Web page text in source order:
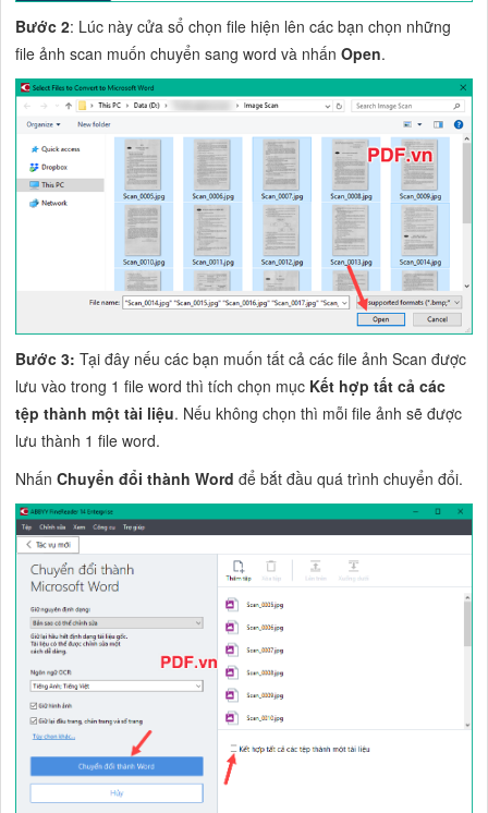
Bước 2: Lúc này cửa sổ chọn file hiện lên các bạn chọn những
file ảnh scan muốn chuyển sang word và nhấnOpen.
Bước 3: Tại đây nếu các bạn muốn tất cả các file ảnh Scan được
lưu vào trong 1 file word thì tích chọn mục Kết hợp tất cả các
tệp thành một tài liệu. Nếu không chọn thì mỗi file ảnh sẽ được
lưu thành 1 file word.
NhấnChuyển đổi thành Word để bắt đầu quá trình chuyển đổi.